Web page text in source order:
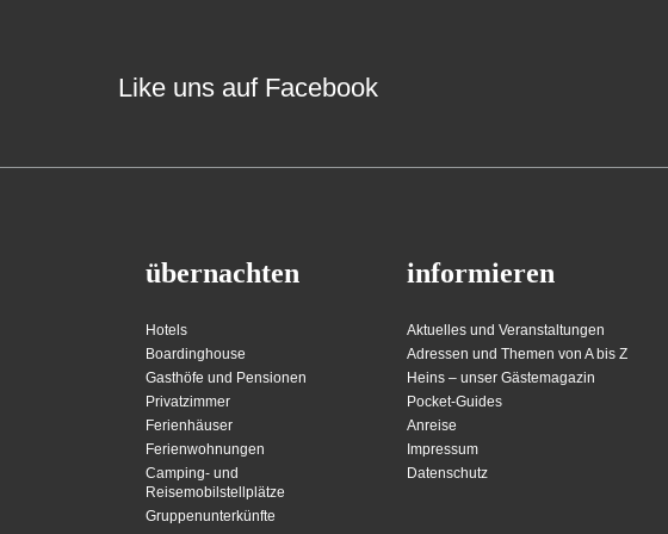
Like uns auf Facebook
übernachten
Hotels
Boardinghouse
Gasthöfe und Pensionen
Privatzimmer
Ferienhäuser
Ferienwohnungen
Camping- und
Reisemobilstellplätze
Gruppenunterkünfte
informieren
Aktuelles und Veranstaltungen
Adressen und Themen von A bis Z
Heins – unser Gästemagazin
Pocket-Guides
Anreise
Impressum
Datenschutz